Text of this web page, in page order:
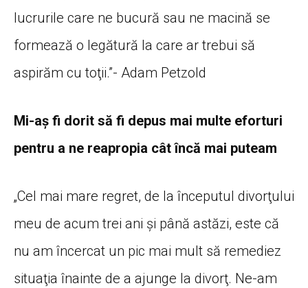
lucrurile care ne bucură sau ne macină se
formează o legătură la care ar trebui să
aspirăm cu toţii.”- Adam Petzold
Mi-aş fi dorit să fi depus mai multe eforturi
pentru a ne reapropia cât încă mai puteam
„Cel mai mare regret, de la începutul divorţului
meu de acum trei ani şi până astăzi, este că
nu am încercat un pic mai mult să remediez
situaţia înainte de a ajunge la divorţ. Ne-am